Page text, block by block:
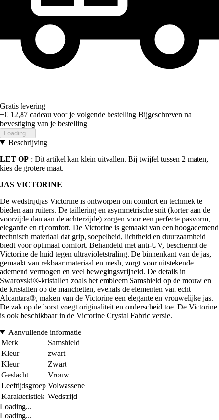
Gratis levering
+€ 12,87 cadeau voor je volgende bestelling Bijgeschreven na
bevestiging van je bestelling
Loading...
Beschrijving
LET OP : Dit artikel kan klein uitvallen. Bij twijfel tussen 2 maten,
kies de grotere maat.
JAS VICTORINE
De wedstrijdjas Victorine is ontworpen om comfort en techniek te
bieden aan ruiters. De taillering en asymmetrische snit (korter aan de
voorzijde dan aan de achterzijde) zorgen voor een perfecte pasvorm,
elegantie en rijcomfort. De Victorine is gemaakt van een hoogademend
technisch materiaal dat grip, soepelheid, lichtheid en duurzaamheid
biedt voor optimaal comfort. Behandeld met anti-UV, beschermt de
Victorine de huid tegen ultravioletstraling. De binnenkant van de jas,
gemaakt van rekbaar materiaal en mesh, zorgt voor uitstekende
ademend vermogen en veel bewegingsvrijheid. De details in
Swarovski®-kristallen zoals het embleem Samshield op de mouw en
de kristallen op de manchetten, evenals de elementen van echt
Alcantara®, maken van de Victorine een elegante en vrouwelijke jas.
De zak op de borst voegt originaliteit en onderscheid toe. De Victorine
is ook beschikbaar in de Victorine Crystal Fabric versie.
Aanvullende informatie
Merk
Samshield
Kleur
zwart
Kleur
Zwart
Geslacht
Vrouw
Leeftijdsgroep Volwassene
Karakteristiek Wedstrijd
Loading...
Loading...